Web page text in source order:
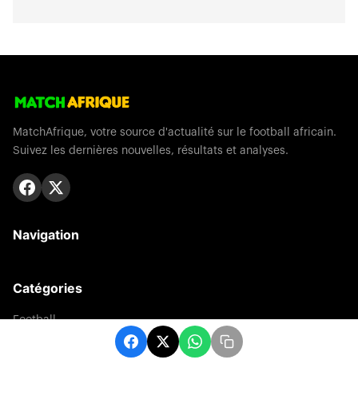
MatchAfrique, votre source d'actualité sur le football africain.
Suivez les dernières nouvelles, résultats et analyses.
Navigation
Catégories
Football